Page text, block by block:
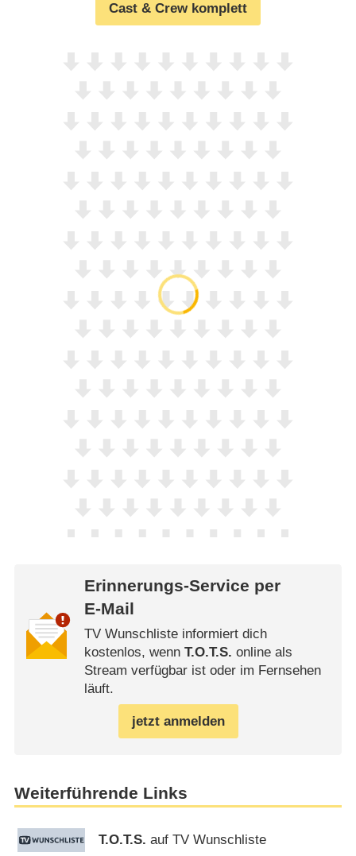
Cast & Crew komplett
Erinnerungs-Service per
E-Mail
TV Wunschliste informiert dich
kostenlos, wenn T.O.T.S. online als
Stream verfügbar ist oder im Fernsehen
läuft.
jetzt anmelden
Weiterführende Links
T.O.T.S. auf TV Wunschliste